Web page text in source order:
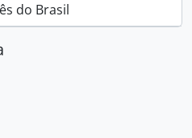
do Brasil